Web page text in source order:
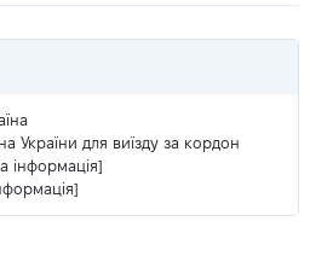
України для виїзду за кордон
інформація]